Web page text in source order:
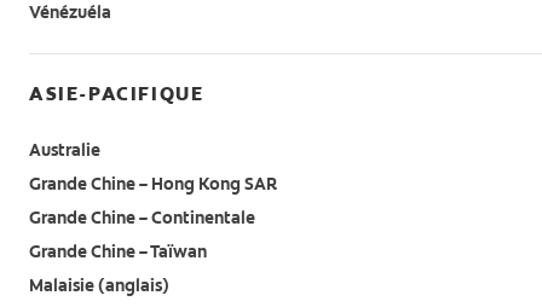
Vénézuéla
ASIE-PACIFIQUE
Australie
Grande Chine – Hong Kong SAR
Grande Chine – Continentale
Grande Chine – Taïwan
Malaisie (anglais)